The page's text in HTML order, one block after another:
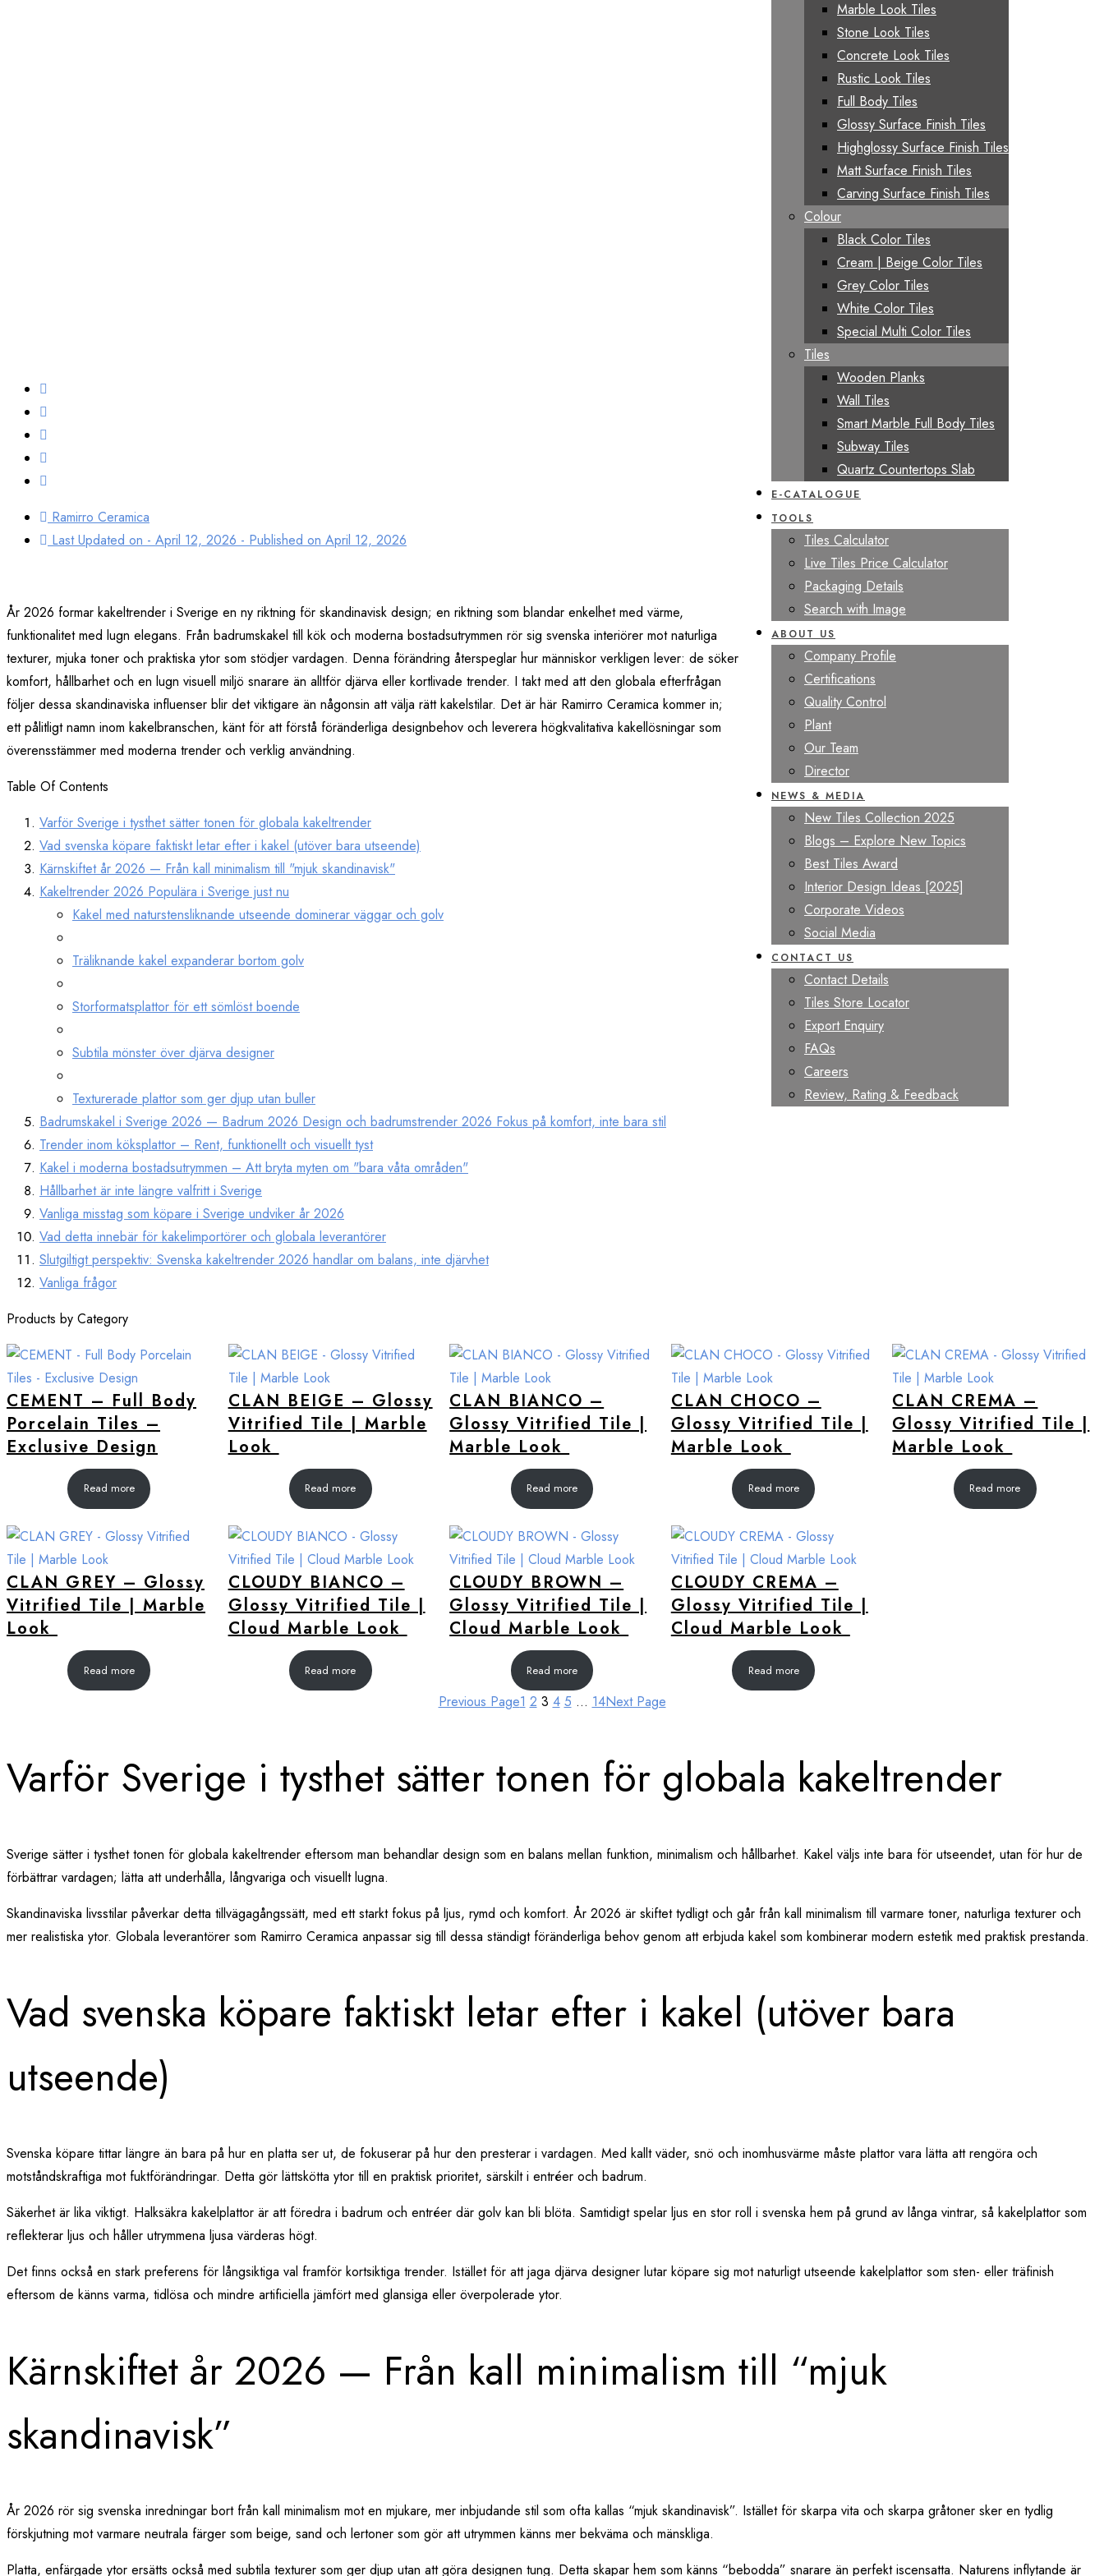
Marble Look Tiles
Stone Look Tiles
Concrete Look Tiles
Rustic Look Tiles
Full Body Tiles
Glossy Surface Finish Tiles
Highglossy Surface Finish Tiles
Matt Surface Finish Tiles
Carving Surface Finish Tiles
Colour
Black Color Tiles
Cream | Beige Color Tiles
Grey Color Tiles
White Color Tiles
Special Multi Color Tiles
Tiles
Wooden Planks
Wall Tiles
Smart Marble Full Body Tiles
Subway Tiles
Quartz Countertops Slab
E-CATALOGUE
TOOLS
Tiles Calculator
Live Tiles Price Calculator
Packaging Details
Search with Image
ABOUT US
Company Profile
Certifications
Quality Control
Plant
Our Team
Director
NEWS & MEDIA
New Tiles Collection 2025
Blogs – Explore New Topics
Best Tiles Award
Interior Design Ideas [2025]
Corporate Videos
Social Media
CONTACT US
Contact Details
Tiles Store Locator
Export Enquiry
FAQs
Careers
Review, Rating & Feedback
Ramirro Ceramica
Last Updated on - April 12, 2026 - Published on April 12, 2026
År 2026 formar kakeltrender i Sverige en ny riktning för skandinavisk design; en riktning som blandar enkelhet med värme,
funktionalitet med lugn elegans. Från badrumskakel till kök och moderna bostadsutrymmen rör sig svenska interiörer mot naturliga
texturer, mjuka toner och praktiska ytor som stödjer vardagen. Denna förändring återspeglar hur människor verkligen lever: de söker
komfort, hållbarhet och en lugn visuell miljö snarare än alltför djärva eller kortlivade trender. I takt med att den globala efterfrågan
följer dessa skandinaviska influenser blir det viktigare än någonsin att välja rätt kakelstilar. Det är här Ramirro Ceramica kommer in;
ett pålitligt namn inom kakelbranschen, känt för att förstå föränderliga designbehov och leverera högkvalitativa kakellösningar som
överensstämmer med moderna trender och verklig användning.
Table Of Contents
Varför Sverige i tysthet sätter tonen för globala kakeltrender
Vad svenska köpare faktiskt letar efter i kakel (utöver bara utseende)
Kärnskiftet år 2026 — Från kall minimalism till "mjuk skandinavisk"
Kakeltrender 2026 Populära i Sverige just nu
Kakel med naturstensliknande utseende dominerar väggar och golv
Träliknande kakel expanderar bortom golv
Storformatsplattor för ett sömlöst boende
Subtila mönster över djärva designer
Texturerade plattor som ger djup utan buller
Badrumskakel i Sverige 2026 — Badrum 2026 Design och badrumstrender 2026 Fokus på komfort, inte bara stil
Trender inom köksplattor – Rent, funktionellt och visuellt tyst
Kakel i moderna bostadsutrymmen – Att bryta myten om "bara våta områden"
Hållbarhet är inte längre valfritt i Sverige
Vanliga misstag som köpare i Sverige undviker år 2026
Vad detta innebär för kakelimportörer och globala leverantörer
Slutgiltigt perspektiv: Svenska kakeltrender 2026 handlar om balans, inte djärvhet
Vanliga frågor
Products by Category
CEMENT – Full Body
Porcelain Tiles –
Exclusive Design
Read more
CLAN BEIGE – Glossy
Vitrified Tile | Marble
Look
Read more
CLAN BIANCO –
Glossy Vitrified Tile |
Marble Look
Read more
CLAN CHOCO –
Glossy Vitrified Tile |
Marble Look
Read more
CLAN CREMA –
Glossy Vitrified Tile |
Marble Look
Read more
CLAN GREY – Glossy
Vitrified Tile | Marble
Look
Read more
CLOUDY BIANCO –
Glossy Vitrified Tile |
Cloud Marble Look
Read more
CLOUDY BROWN –
Glossy Vitrified Tile |
Cloud Marble Look
Read more
CLOUDY CREMA –
Glossy Vitrified Tile |
Cloud Marble Look
Read more
Previous Page1 2 3 4 5 … 14Next Page
Varför Sverige i tysthet sätter tonen för globala kakeltrender
Sverige sätter i tysthet tonen för globala kakeltrender eftersom man behandlar design som en balans mellan funktion, minimalism och hållbarhet. Kakel väljs inte bara för utseendet, utan för hur de
förbättrar vardagen; lätta att underhålla, långvariga och visuellt lugna.
Skandinaviska livsstilar påverkar detta tillvägagångssätt, med ett starkt fokus på ljus, rymd och komfort. År 2026 är skiftet tydligt och går från kall minimalism till varmare toner, naturliga texturer och
mer realistiska ytor. Globala leverantörer som Ramirro Ceramica anpassar sig till dessa ständigt föränderliga behov genom att erbjuda kakel som kombinerar modern estetik med praktisk prestanda.
Vad svenska köpare faktiskt letar efter i kakel (utöver bara
utseende)
Svenska köpare tittar längre än bara på hur en platta ser ut, de fokuserar på hur den presterar i vardagen. Med kallt väder, snö och inomhusvärme måste plattor vara lätta att rengöra och
motståndskraftiga mot fuktförändringar. Detta gör lättskötta ytor till en praktisk prioritet, särskilt i entréer och badrum.
Säkerhet är lika viktigt. Halksäkra kakelplattor är att föredra i badrum och entréer där golv kan bli blöta. Samtidigt spelar ljus en stor roll i svenska hem på grund av långa vintrar, så kakelplattor som
reflekterar ljus och håller utrymmena ljusa värderas högt.
Det finns också en stark preferens för långsiktiga val framför kortsiktiga trender. Istället för att jaga djärva designer lutar köpare sig mot naturligt utseende kakelplattor som sten- eller träfinish
eftersom de känns varma, tidlösa och mindre artificiella jämfört med glansiga eller överpolerade ytor.
Kärnskiftet år 2026 — Från kall minimalism till “mjuk
skandinavisk”
År 2026 rör sig svenska inredningar bort från kall minimalism mot en mjukare, mer inbjudande stil som ofta kallas “mjuk skandinavisk”. Istället för skarpa vita och skarpa gråtoner sker en tydlig
förskjutning mot varmare neutrala färger som beige, sand och lertoner som gör att utrymmen känns mer bekväma och mänskliga.
Platta, enfärgade ytor ersätts också med subtila texturer som ger djup utan att göra designen tung. Detta skapar hem som känns “bebodda” snarare än perfekt iscensatta. Naturens inflytande är